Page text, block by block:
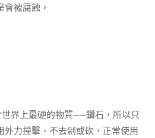
被腐蝕，
界上最硬的物質──鑽石，所以只
力撞擊、不去剁或砍，正常使用